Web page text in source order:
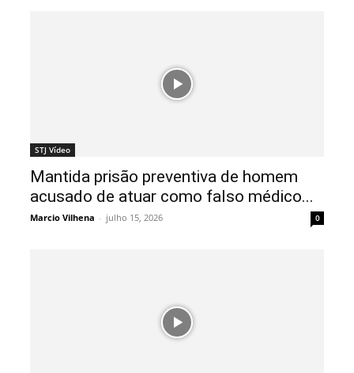
STJ Vídeo
Mantida prisão preventiva de homem
acusado de atuar como falso médico...
Marcio Vilhena - julho 15, 2026 0